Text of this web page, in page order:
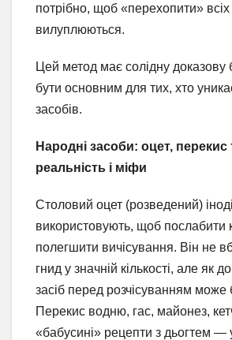
потрібно, щоб «перехопити»
вилуплюються.
Цей метод має солідну доказову
бути основним для тих, хто
засобів.
Народні засоби: оцет, перекис
реальність і міфи
Столовий оцет (розведений) іноді
використовують, щоб послабити
полегшити вичісування. Він не
гнид у значній кількості, але як
засіб перед розчісуванням може
Перекис водню, гас, майонез,
«бабусині» рецепти з дьогтем —